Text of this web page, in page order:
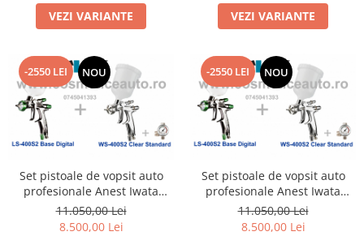
VEZI VARIANTE VEZI VARIANTE
-2550 LEI NOU
Set pistoale de vopsit auto
profesionale Anest Iwata
SUPERIOR SET LS-400SR2
BASE Digital + WS-400SR2
11.050,00 Lei
8.500,00 Lei
-2550 LEI NOU
Set pistoale de vopsit auto
profesionale Anest Iwata
SUPERIOR SET LS-400SR2
BASE Digital + WS-400SR2
11.050,00 Lei
8.500,00 Lei